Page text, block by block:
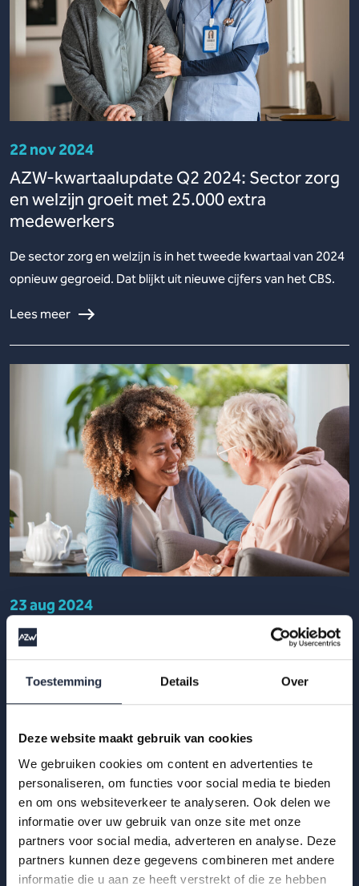
Toestemming Details Over
Deze website maakt gebruik van cookies
We gebruiken cookies om content en advertenties te
personaliseren, om functies voor social media te bieden
en om ons websiteverkeer te analyseren. Ook delen we
informatie over uw gebruik van onze site met onze
partners voor social media, adverteren en analyse. Deze
partners kunnen deze gegevens combineren met andere
informatie die u aan ze heeft verstrekt of die ze hebben
22 nov 2024
AZW-kwartaalupdate Q2 2024: Sector zorg
en welzijn groeit met 25.000 extra
medewerkers
De sector zorg en welzijn is in het tweede kwartaal van 2024
opnieuw gegroeid. Dat blijkt uit nieuwe cijfers van het CBS.
Lees meer
23 aug 2024
AZW-kwartaalupdate Q1 2024: Sector zorg
en welzijn opnieuw gegroeid, met 26.000
extra zorgmedewerkers
mensen in de sector zorg en welzijn komen werken. Dat blijkt
uit nieuwe cijfers van het CBS.
Lees meer